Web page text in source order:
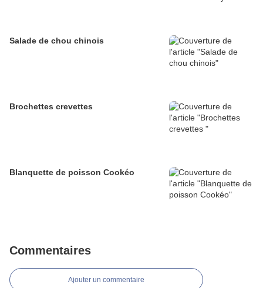
Salade de chou chinois
Brochettes crevettes
Blanquette de poisson Cookéo
Commentaires
Ajouter un commentaire